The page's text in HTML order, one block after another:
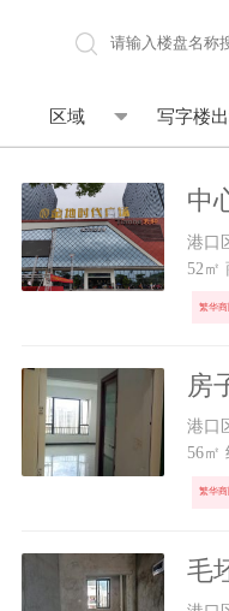
区域 写字楼
港口
52㎡
繁华商
港口
56㎡
繁华商